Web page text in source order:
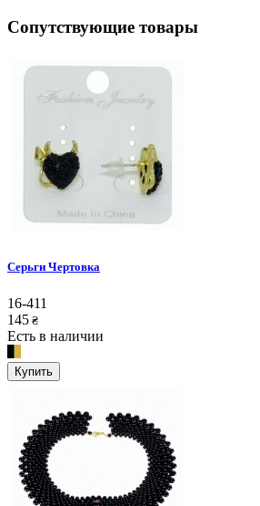
Сопутствующие товары
Серьги Чертовка
16-411
145 ₴
Есть в наличии
Купить